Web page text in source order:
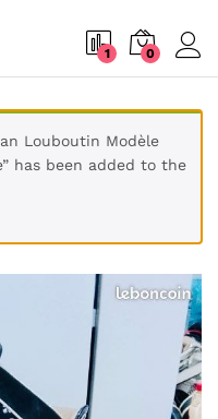
1 0
Louboutin Modèle
has been added to the